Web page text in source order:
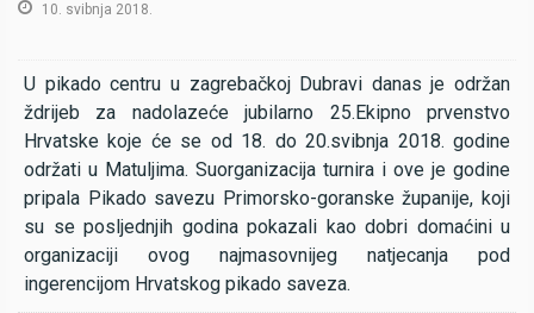
10. svibnja 2018.
U pikado centru u zagrebačkoj Dubravi danas je održan
ždrijeb za nadolazeće jubilarno 25.Ekipno prvenstvo
Hrvatske koje će se od 18. do 20.svibnja 2018. godine
održati u Matuljima. Suorganizacija turnira i ove je godine
pripala Pikado savezu Primorsko-goranske županije, koji
su se posljednjih godina pokazali kao dobri domaćini u
organizaciji ovog najmasovnijeg natjecanja pod
ingerencijom Hrvatskog pikado saveza.